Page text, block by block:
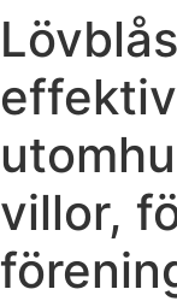
effektiv
villor,